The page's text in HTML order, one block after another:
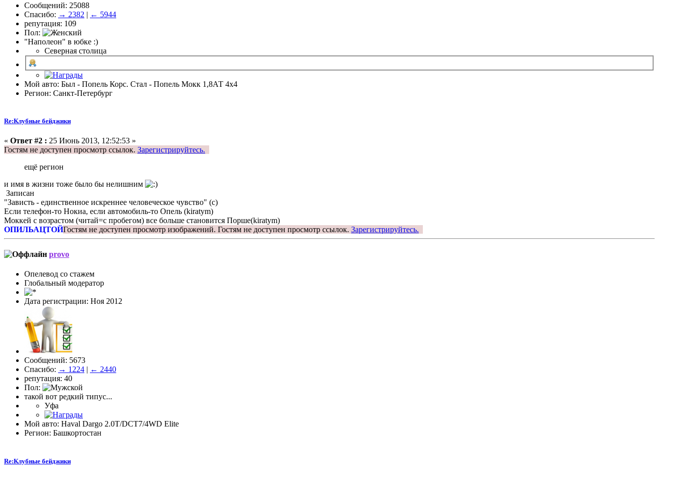
Сообщений: 25088
Спасибо: → 2382 | ← 5944
репутация: 109
Пол:
"Наполеон" в юбке :)
Северная столица
Мой авто: Был - Попель Корс. Стал - Попель Мокк 1,8АТ 4х4
Регион: Санкт-Петербург
Re:Клубные бейджики
« Ответ #2 : 25 Июнь 2013, 12:52:53 »
Гостям не доступен просмотр ссылок. Зарегистрируйтесь.
ещё регион
и имя в жизни тоже было бы нелишним
Записан
"Зависть - единственное искреннее человеческое чувство" (с)
Если телефон-то Нокиа, если автомобиль-то Опель (kiratym)
Моккей с возрастом (читай=с пробегом) все больше становится Порше(kiratym)
ОПИЛЬАЦТОЙГостям не доступен просмотр изображений. Гостям не доступен просмотр ссылок. Зарегистрируйтесь.
provo
Опелевод со стажем
Глобальный модератор
Дата регистрации: Ноя 2012
Сообщений: 5673
Спасибо: → 1224 | ← 2440
репутация: 40
Пол:
такой вот редкий типус...
Уфа
Мой авто: Haval Dargo 2.0T/DCT7/4WD Elite
Регион: Башкортостан
Re:Клубные бейджики